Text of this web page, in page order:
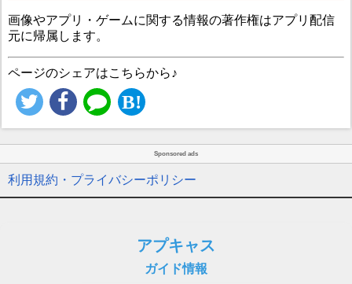
画像やアプリ・ゲームに関する情報の著作権はアプリ配信
元に帰属します。
ページのシェアはこちらから♪
Sponsored ads
利用規約・プライバシーポリシー
アプキャス
ガイド情報